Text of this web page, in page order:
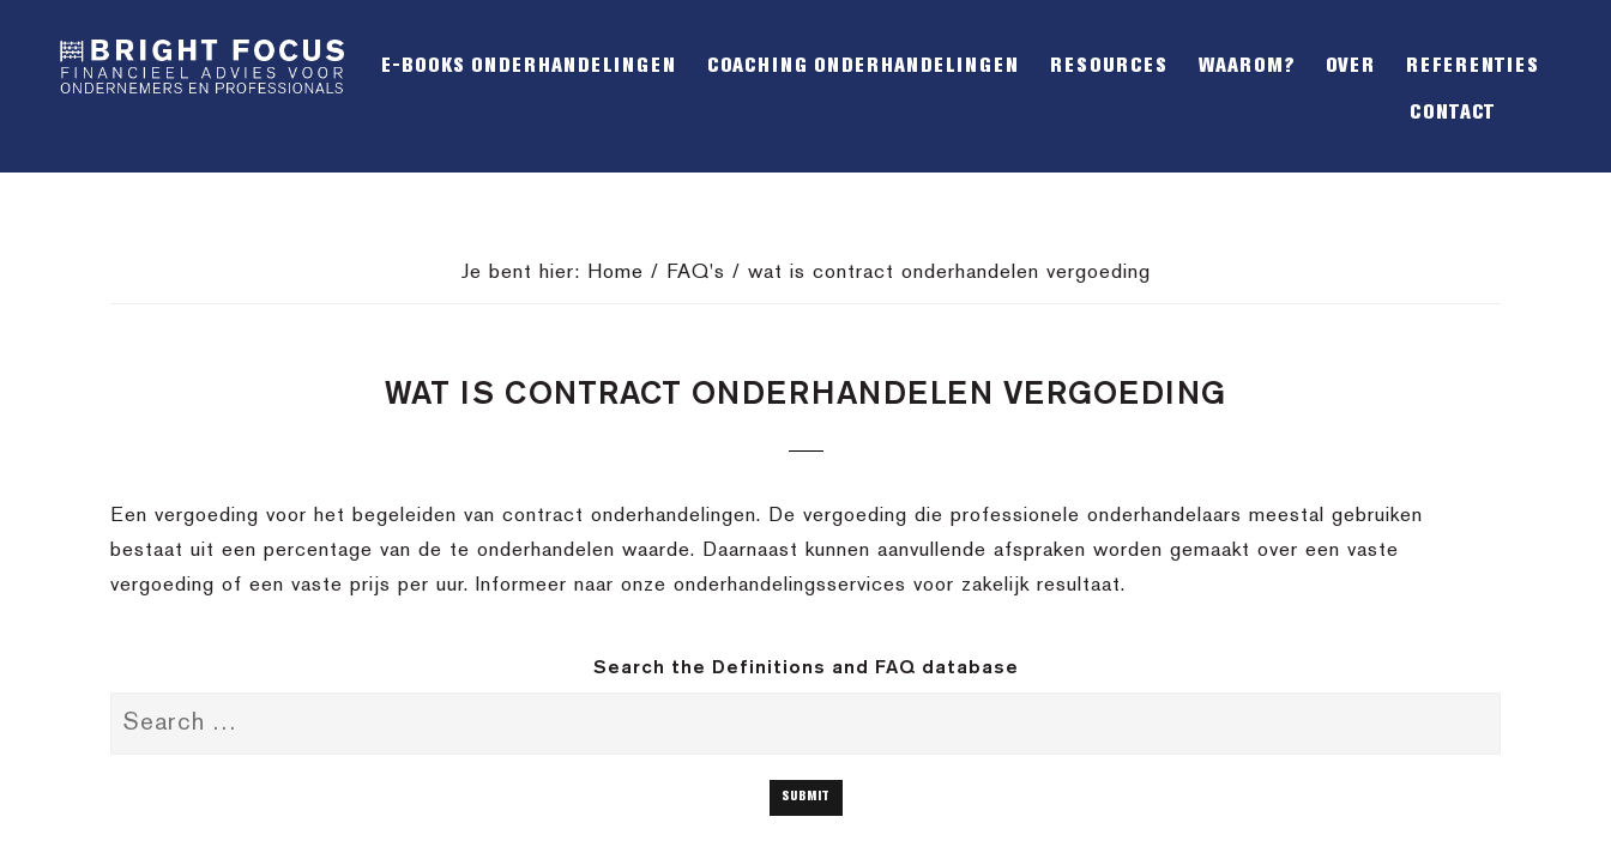
OFFSCREEN
E-BOOKS ONDERHANDELINGEN COACHING ONDERHANDELINGEN RESOURCES WAAROM? OVER REFERENTIES
CONTACT
Je bent hier: Home / FAQ's / wat is contract onderhandelen vergoeding
WAT IS CONTRACT ONDERHANDELEN VERGOEDING
Een vergoeding voor het begeleiden van contract onderhandelingen. De vergoeding die professionele onderhandelaars meestal gebruiken
bestaat uit een percentage van de te onderhandelen waarde. Daarnaast kunnen aanvullende afspraken worden gemaakt over een vaste
vergoeding of een vaste prijs per uur. Informeer naar onze onderhandelingsservices voor zakelijk resultaat.
Search the Definitions and FAQ database